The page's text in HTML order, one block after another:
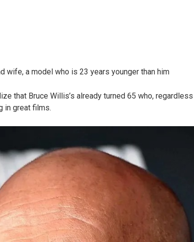
wife, a model who is 23 years younger than him
that Bruce Willis’s already turned 65 who,
in great films.